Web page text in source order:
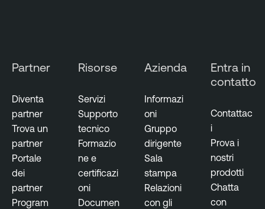
E
p
o
s
u
r
e
Partner
Diventa
partner
Trova un
partner
Portale
dei
partner
Program
Risorse
Servizi
Supporto
tecnico
Formazio
ne e
certificazi
oni
Documen
Azienda
Informazi
oni
Gruppo
dirigente
Sala
stampa
Relazioni
con gli
Entra in
contatto
Contattac
i
Prova i
nostri
prodotti
Chatta
con